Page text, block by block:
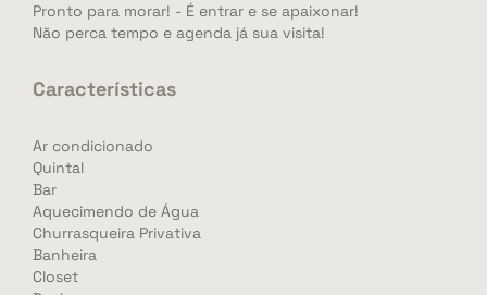
Pronto para morar! - É entrar e se apaixonar!
Não perca tempo e agenda já sua visita!
Características
Ar condicionado
Quintal
Bar
Aquecimendo de Água
Churrasqueira Privativa
Banheira
Closet